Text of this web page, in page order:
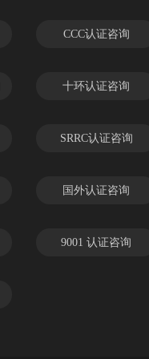
CCC认证咨询
十环认证咨询
SRRC认证咨询
国外认证咨询
9001 认证咨询